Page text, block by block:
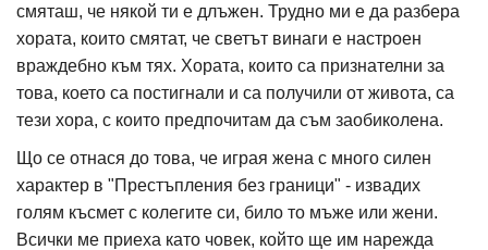
смяташ, че някой ти е длъжен. Трудно ми е да разбера
хората, които смятат, че светът винаги е настроен
враждебно към тях. Хората, които са признателни за
това, което са постигнали и са получили от живота, са
тези хора, с които предпочитам да съм заобиколена.
Що се отнася до това, че играя жена с много силен
характер в "Престъпления без граници" - извадих
голям късмет с колегите си, било то мъже или жени.
Всички ме приеха като човек, който ще им нарежда